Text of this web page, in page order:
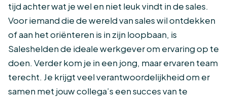
tijd achter wat je wel en niet leuk vindt in de sales.
Voor iemand die de wereld van sales wil ontdekken
of aan het oriënteren is in zijn loopbaan, is
Saleshelden de ideale werkgever om ervaring op te
doen. Verder kom je in een jong, maar ervaren team
terecht. Je krijgt veel verantwoordelijkheid om er
samen met jouw collega’s een succes van te